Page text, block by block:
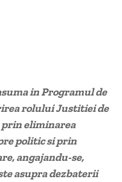
in Programul de
rolului Justitiei de
eliminarea
politic si prin
angajandu-se,
asupra dezbaterii